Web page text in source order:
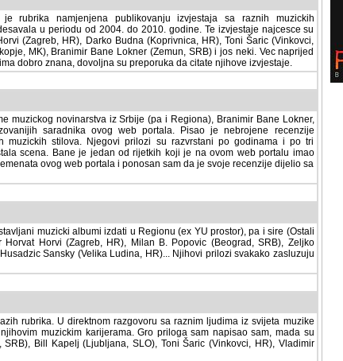
je rubrika namjenjena publikovanju izvjestaja sa raznih muzickih
u periodu od 2004. do 2010. godine. Te izvjestaje najcesce su
(Zagreb, HR), Darko Budna (Koprivnica, HR), Toni Šaric (Vinkovci,
MK), Branimir Bane Lokner (Zemun, SRB) i jos neki. Vec naprijed
dobro znana, dovoljna su preporuka da citate njihove izvjestaje.
muzickog novinarstva iz Srbije (pa i Regiona), Branimir Bane Lokner,
saradnika ovog web portala. Pisao je nebrojene recenzije muzickih
stilova. Njegovi prilozi su razvrstani po godinama i po tri osnovne
je jedan od rijetkih koji je na ovom web portalu imao svoju rubriku.
portala i ponosan sam da je svoje recenzije dijelio sa svima vama,
muzicki albumi izdati u Regionu (ex YU prostor), pa i sire (Ostali
Horvi (Zagreb, HR), Milan B. Popovic (Beograd, SRB), Zeljko Milovic
Sansky (Velika Ludina, HR)... Njihovi prilozi svakako zasluzuju da se
rubrika. U direktnom razgovoru sa raznim ljudima iz svijeta muzike
muzickim karijerama. Gro priloga sam napisao sam, mada su
Bill Kapelj (Ljubljana, SLO), Toni Šaric (Vinkovci, HR), Vladimir